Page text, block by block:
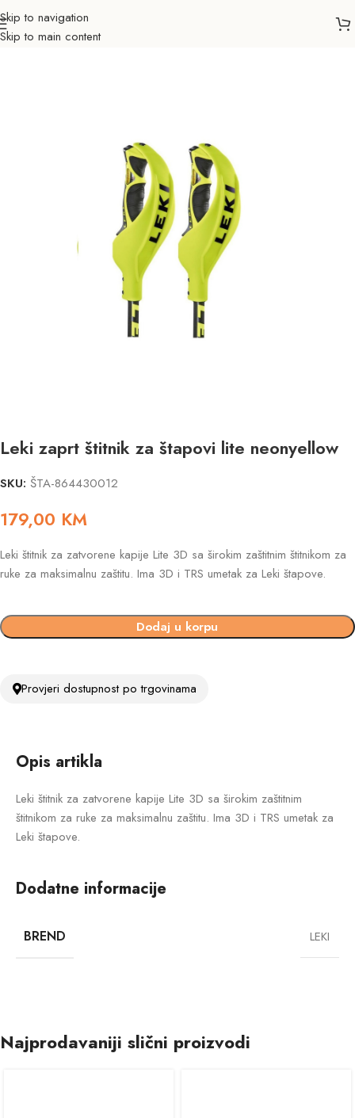
Skip to navigation
Skip to main content
Početna Sve za zimu
Leki zaprt štitnik za štapovi lite neonyellow
SKU: ŠTA-864430012
179,00 KM
Leki štitnik za zatvorene kapije Lite 3D sa širokim zaštitnim štitnikom za
ruke za maksimalnu zaštitu. Ima 3D i TRS umetak za Leki štapove.
Dodaj u korpu
Provjeri dostupnost po trgovinama
Opis artikla
Leki štitnik za zatvorene kapije Lite 3D sa širokim zaštitnim
štitnikom za ruke za maksimalnu zaštitu. Ima 3D i TRS umetak za
Leki štapove.
Dodatne informacije
BREND LEKI
Najprodavaniji slični proizvodi